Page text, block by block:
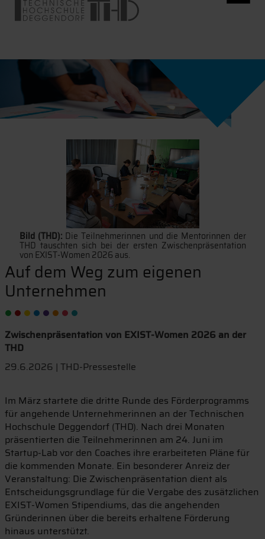
Bild (THD): Die Teilnehmerinnen und die Mentorinnen der
THD tauschten sich bei der ersten Zwischenpräsentation
von EXIST-Women 2026 aus.
Auf dem Weg zum eigenen
Unternehmen
Zwischenpräsentation von EXIST-Women 2026 an der
THD
29.6.2026 | THD-Pressestelle
Im März startete die dritte Runde des Förderprogramms
für angehende Unternehmerinnen an der Technischen
Hochschule Deggendorf (THD). Nach drei Monaten
präsentierten die Teilnehmerinnen am 24. Juni im
Startup-Lab vor den Coaches ihre erarbeiteten Pläne für
die kommenden Monate. Ein besonderer Anreiz der
Veranstaltung: Die Zwischenpräsentation dient als
Entscheidungsgrundlage für die Vergabe des zusätzlichen
EXIST-Women Stipendiums, das die angehenden
Gründerinnen über die bereits erhaltene Förderung
hinaus unterstützt.